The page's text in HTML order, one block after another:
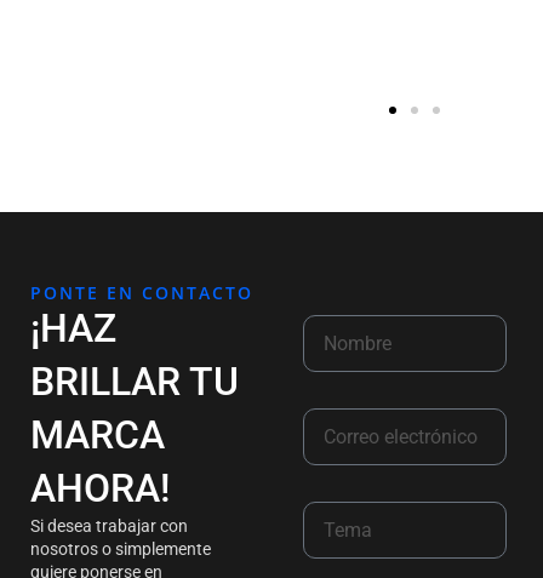
PONTE EN CONTACTO
¡HAZ
BRILLAR TU
MARCA
AHORA!
Si desea trabajar con
nosotros o simplemente
quiere ponerse en